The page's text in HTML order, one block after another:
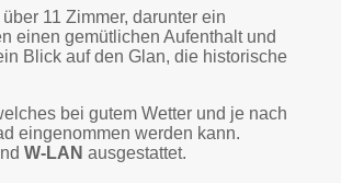
11 Zimmer, darunter ein
einen gemütlichen Aufenthalt und
Blick auf den Glan, die historische
bei gutem Wetter und je nach
eingenommen werden kann.
W-LAN ausgestattet.